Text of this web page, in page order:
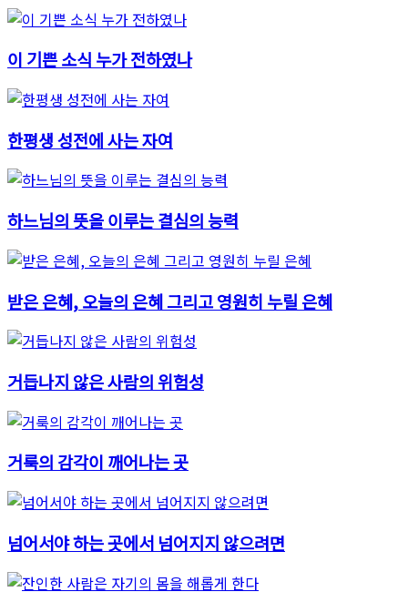
이 기쁜 소식 누가 전하였나
한평생 성전에 사는 자여
하느님의 뜻을 이루는 결심의 능력
받은 은혜, 오늘의 은혜 그리고 영원히 누릴 은혜
거듭나지 않은 사람의 위험성
거룩의 감각이 깨어나는 곳
넘어서야 하는 곳에서 넘어지지 않으려면